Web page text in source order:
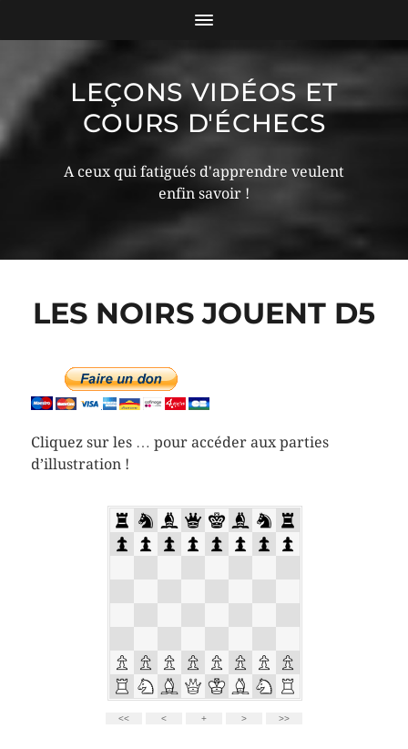
LEÇONS VIDÉOS ET
COURS D'ÉCHECS
A ceux qui fatigués d'apprendre veulent
enfin savoir !
LES NOIRS JOUENT D5
Cliquez sur les … pour accéder aux parties
d’illustration !